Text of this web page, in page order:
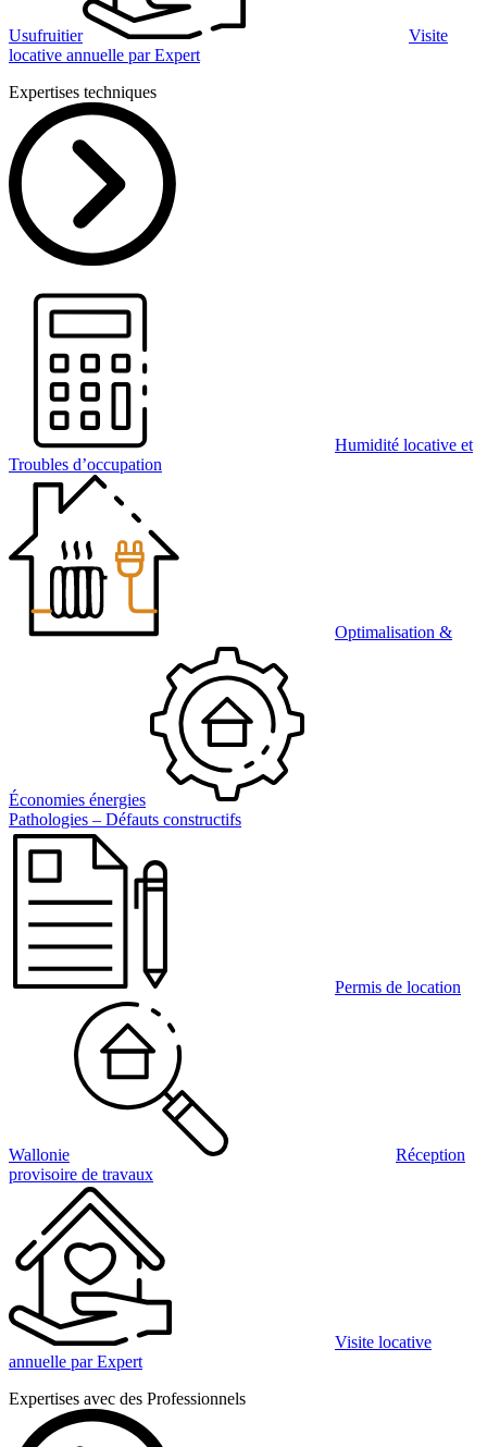
Usufruitier
Visite
locative annuelle par Expert
Expertises techniques
Humidité locative et
Troubles d’occupation
Optimalisation &
Économies énergies
Pathologies – Défauts constructifs
Permis de location
Wallonie
Réception
provisoire de travaux
Visite locative
annuelle par Expert
Expertises avec des Professionnels